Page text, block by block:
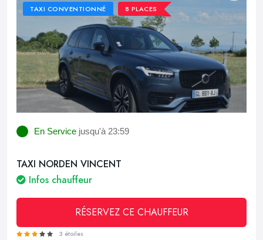
TAXI CONVENTIONNÉ 8 PLACES
En Service jusqu'à 23:59
TAXI NORDEN VINCENT
Infos chauffeur
RÉSERVEZ CE CHAUFFEUR
3 étoiles